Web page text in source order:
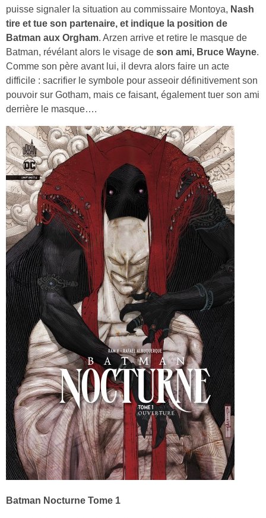
puisse signaler la situation au commissaire Montoya, Nash
tire et tue son partenaire, et indique la position de
Batman aux Orgham. Arzen arrive et retire le masque de
Batman, révélant alors le visage de son ami, Bruce Wayne.
Comme son père avant lui, il devra alors faire un acte
difficile : sacrifier le symbole pour asseoir définitivement son
pouvoir sur Gotham, mais ce faisant, également tuer son ami
derrière le masque….
Batman Nocturne Tome 1